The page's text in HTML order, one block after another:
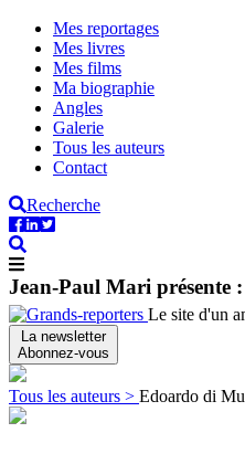
Mes reportages
Mes livres
Mes films
Ma biographie
Angles
Galerie
Tous les auteurs
Contact
Recherche
Jean-Paul Mari présente :
Le site d'un
La newsletter
Abonnez-vous
Tous les auteurs > Edoardo di